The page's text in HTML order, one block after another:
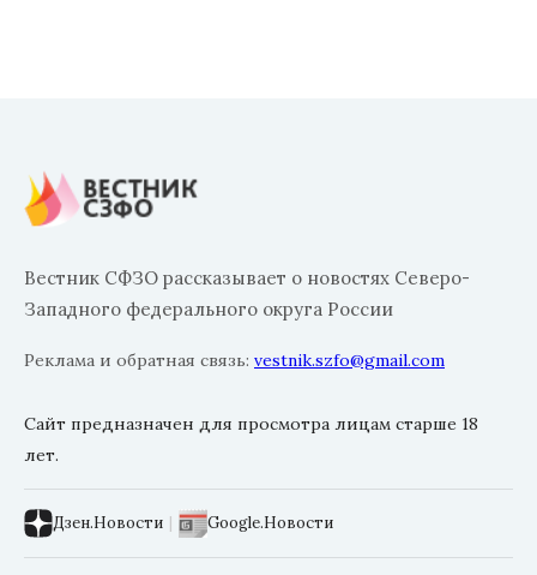
Вестник СФЗО рассказывает о новостях Северо-
Западного федерального округа России
Реклама и обратная связь: vestnik.szfo@gmail.com
Сайт предназначен для просмотра лицам старше 18
лет.
Дзен.Новости | Google.Новости